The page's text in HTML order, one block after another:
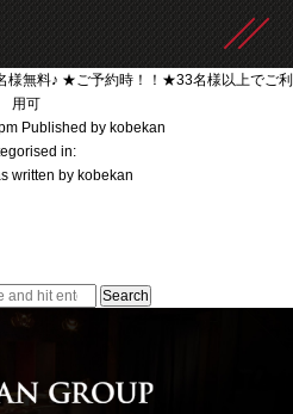
様無料♪ ★ご予約時！！★33名様以上でご利
用可
Published by kobekan
in:
written by kobekan
Search